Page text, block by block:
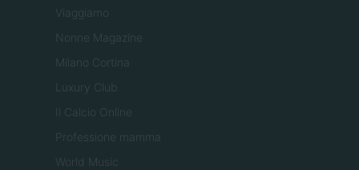
Viaggiamo
Nonne Magazine
Milano Cortina
Luxury Club
Il Calcio Online
Professione mamma
World Music